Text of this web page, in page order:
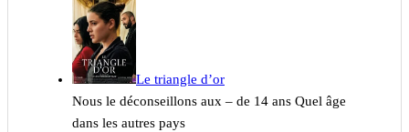
Le triangle d’or
Nous le déconseillons aux – de 14 ans Quel âge
dans les autres pays